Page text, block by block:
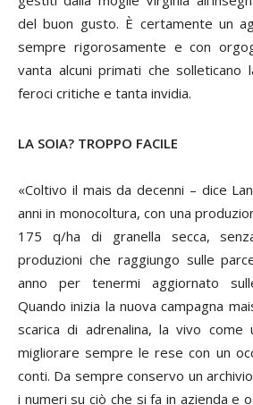
del buon gusto. È certamente un
sempre rigorosamente e con
vanta alcuni primati che solleticano
feroci critiche e tanta invidia.
LA SOIA? TROPPO FACILE
«Coltivo il mais da decenni – dice
anni in monocoltura, con una
175 q/ha di granella secca,
produzioni che raggiungo sulle
anno per tenermi aggiornato
Quando inizia la nuova campagna
scarica di adrenalina, la vivo come
migliorare sempre le rese con un
conti. Da sempre conservo un
i numeri su ciò che si fa in azienda e